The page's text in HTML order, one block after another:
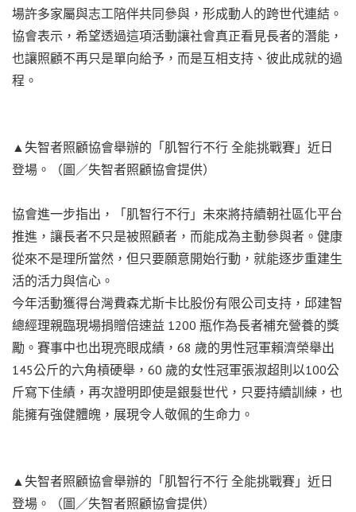
場許多家屬與志工陪伴共同參與，形成動人的跨世代連結。
協會表示，希望透過這項活動讓社會真正看見長者的潛能，
也讓照顧不再只是單向給予，而是互相支持、彼此成就的過
程。
▲失智者照顧協會舉辦的「肌智行不行 全能挑戰賽」近日
登場。（圖／失智者照顧協會提供）
協會進一步指出，「肌智行不行」未來將持續朝社區化平台
推進，讓長者不只是被照顧者，而能成為主動參與者。健康
從來不是理所當然，但只要願意開始行動，就能逐步重建生
活的活力與信心。
今年活動獲得台灣費森尤斯卡比股份有限公司支持，邱建智
總經理親臨現場捐贈倍速益 1200 瓶作為長者補充營養的獎
勵。賽事中也出現亮眼成績，68 歲的男性冠軍賴濟榮舉出
145公斤的六角槓硬舉，60 歲的女性冠軍張淑超則以100公
斤寫下佳績，再次證明即使是銀髮世代，只要持續訓練，也
能擁有強健體魄，展現令人敬佩的生命力。
▲失智者照顧協會舉辦的「肌智行不行 全能挑戰賽」近日
登場。（圖／失智者照顧協會提供）